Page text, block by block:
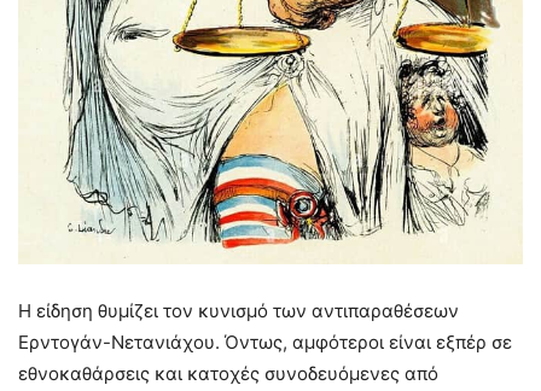
Η είδηση θυμίζει τον κυνισμό των αντιπαραθέσεων
Ερντογάν-Νετανιάχου. Όντως, αμφότεροι είναι εξπέρ σε
εθνοκαθάρσεις και κατοχές συνοδευόμενες από